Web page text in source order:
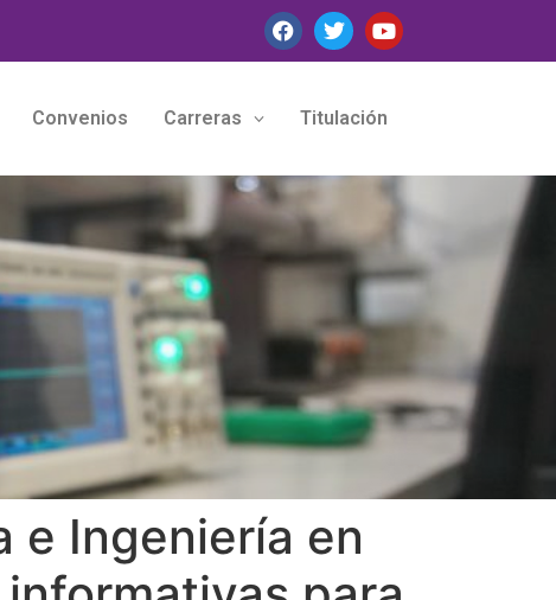
Convenios Carreras Titulación
e Ingeniería en